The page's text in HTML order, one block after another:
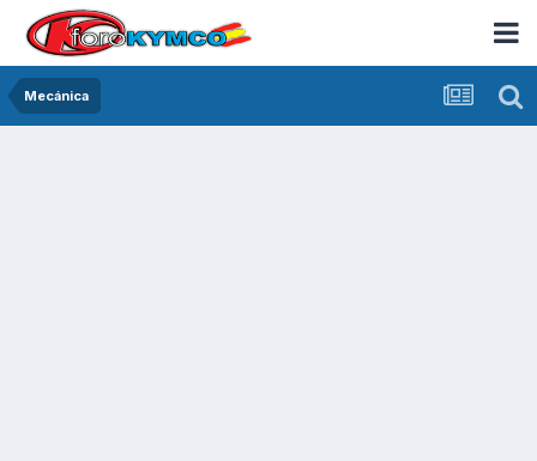
Mecánica